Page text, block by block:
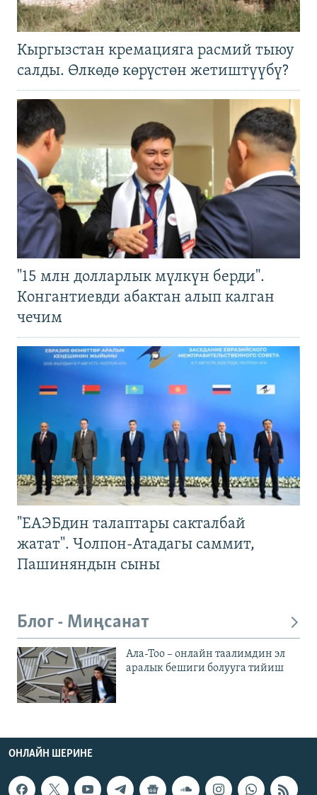
Кыргызстан кремацияга расмий тыюу
салды. Өлкөдө көрүстөн жетиштүүбү?
"15 млн долларлык мүлкүн берди".
Конгантиевди абактан алып калган
чечим
"ЕАЭБдин талаптары сакталбай
жатат". Чолпон-Атадагы саммит,
Пашиняндын сыны
Блог - Миңсанат
Ала-Тоо – онлайн таалимдин эл
аралык бешиги болууга тийиш
ОНЛАЙН ШЕРИНЕ